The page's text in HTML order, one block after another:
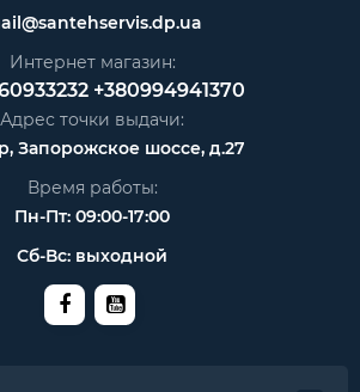
Интернет магазин:
+380994941370
Адрес точки выдачи:
Запорожское шоссе, д.27
Время работы:
Пн-Пт: 09:00-17:00
Сб-Вс: выходной